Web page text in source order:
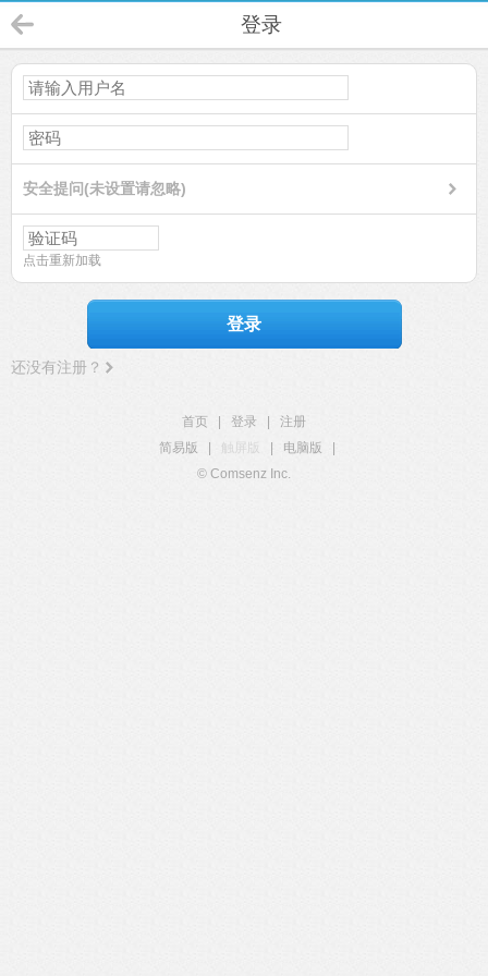
登录
安全提问(未设置请忽略)
点击重新加载
登录
还没有注册？
首页 登录
注册
简易版
触屏版 电脑版
© Comsenz Inc.